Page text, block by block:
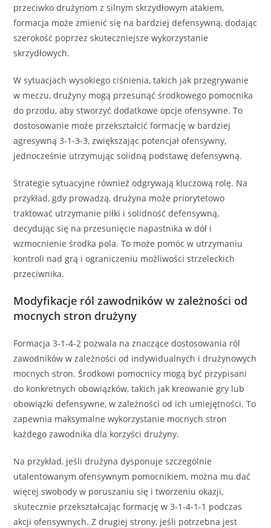
przeciwko drużynom z silnym skrzydłowym atakiem,
formacja może zmienić się na bardziej defensywną, dodając
szerokość poprzez skuteczniejsze wykorzystanie
skrzydłowych.
W sytuacjach wysokiego ciśnienia, takich jak przegrywanie
w meczu, drużyny mogą przesunąć środkowego pomocnika
do przodu, aby stworzyć dodatkowe opcje ofensywne. To
dostosowanie może przekształcić formację w bardziej
agresywną 3-1-3-3, zwiększając potencjał ofensywny,
jednocześnie utrzymując solidną podstawę defensywną.
Strategie sytuacyjne również odgrywają kluczową rolę. Na
przykład, gdy prowadzą, drużyna może priorytetowo
traktować utrzymanie piłki i solidność defensywną,
decydując się na przesunięcie napastnika w dół i
wzmocnienie środka pola. To może pomóc w utrzymaniu
kontroli nad grą i ograniczeniu możliwości strzeleckich
przeciwnika.
Modyfikacje ról zawodników w zależności od
mocnych stron drużyny
Formacja 3-1-4-2 pozwala na znaczące dostosowania ról
zawodników w zależności od indywidualnych i drużynowych
mocnych stron. Środkowi pomocnicy mogą być przypisani
do konkretnych obowiązków, takich jak kreowanie gry lub
obowiązki defensywne, w zależności od ich umiejętności. To
zapewnia maksymalne wykorzystanie mocnych stron
każdego zawodnika dla korzyści drużyny.
Na przykład, jeśli drużyna dysponuje szczególnie
utalentowanym ofensywnym pomocnikiem, można mu dać
więcej swobody w poruszaniu się i tworzeniu okazji,
skutecznie przekształcając formację w 3-1-4-1-1 podczas
akcji ofensywnych. Z drugiej strony, jeśli potrzebna jest